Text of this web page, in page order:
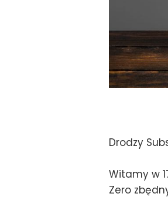
Drodzy
Witamy w
Zero